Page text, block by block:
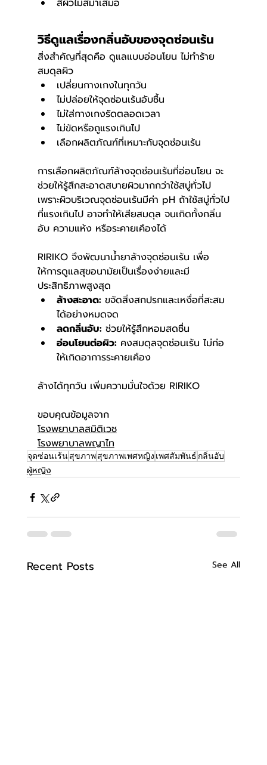
สีผิวไม่สม่ำเสมอ
วิธีดูแลเรื่องกลิ่นอับของจุดซ่อนเร้น
สิ่งสำคัญที่สุดคือ ดูแลแบบอ่อนโยน ไม่ทำร้าย
สมดุลผิว
เปลี่ยนกางเกงในทุกวัน
ไม่ปล่อยให้จุดซ่อนเร้นอับชื้น
ไม่ใส่กางเกงรัดตลอดเวลา
ไม่ขัดหรือถูแรงเกินไป
เลือกผลิตภัณฑ์ที่เหมาะกับจุดซ่อนเร้น
การเลือกผลิตภัณฑ์ล้างจุดซ่อนเร้นที่อ่อนโยน จะ
ช่วยให้รู้สึกสะอาดสบายผิวมากกว่าใช้สบู่ทั่วไป
เพราะผิวบริเวณจุดซ่อนเร้นมีค่า pH ถ้าใช้สบู่ทั่วไป
ที่แรงเกินไป อาจทำให้เสียสมดุล จนเกิดทั้งกลิ่น
อับ ความแห้ง หรือระคายเคืองได้
RIRIKO จึงพัฒนาน้ำยาล้างจุดซ่อนเร้น เพื่อ
ให้การดูแลสุขอนามัยเป็นเรื่องง่ายและมี
ประสิทธิภาพสูงสุด
ล้างสะอาด: ขจัดสิ่งสกปรกและเหงื่อที่สะสม
ได้อย่างหมดจด
ลดกลิ่นอับ: ช่วยให้รู้สึกหอมสดชื่น
อ่อนโยนต่อผิว: คงสมดุลจุดซ่อนเร้น ไม่ก่อ
ให้เกิดอาการระคายเคือง
ล้างได้ทุกวัน เพิ่มความมั่นใจด้วย RIRIKO
ขอบคุณข้อมูลจาก
โรงพยาบาลสมิติเวช
โรงพยาบาลพญาไท
จุดซ่อนเร้นสุขภาพสุขภาพเพศหญิง เพศสัมพันธ์ กลิ่นอับ
ผู้หญิง
Recent Posts See All